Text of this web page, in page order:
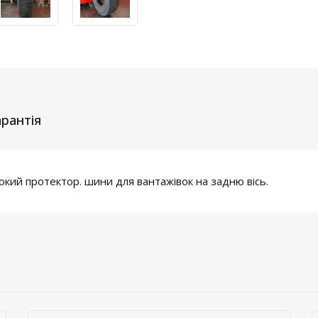
протектор. шини для вантажівок на задню вісь.